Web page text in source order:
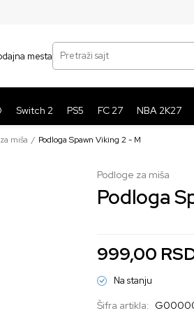
mesta
Pretraži sajt
Switch 2 PS5 FC 27 NBA 2K27
miša Podloga Spawn Viking 2 - M
Podloge za miša
Podloga
999,00
Na stanju
Šifra artikla: